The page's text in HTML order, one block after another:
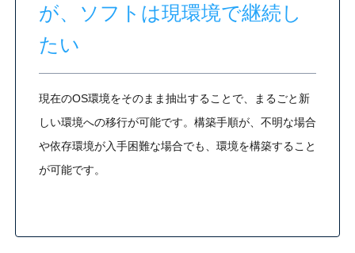
が、ソフトは現環境で継続し
たい
現在のOS環境をそのまま抽出することで、まるごと新
しい環境への移行が可能です。構築手順が、不明な場合
や依存環境が入手困難な場合でも、環境を構築すること
が可能です。